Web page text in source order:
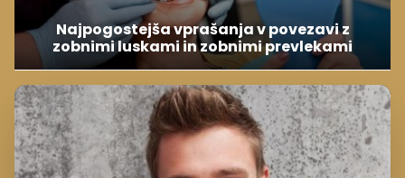
Najpogostejša vprašanja v povezavi z
zobnimi luskami in zobnimi prevlekami